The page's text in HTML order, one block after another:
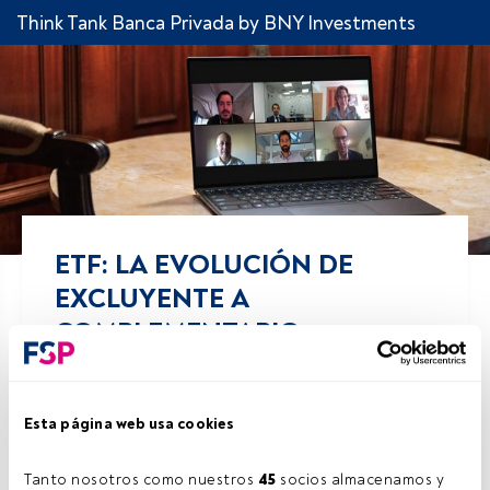
Esta página web usa cookies
Tanto nosotros como nuestros 45 socios almacenamos y
Think Tank Banca Privada by BNY Investments
ETF: LA EVOLUCIÓN DE
EXCLUYENTE A
COMPLEMENTARIO